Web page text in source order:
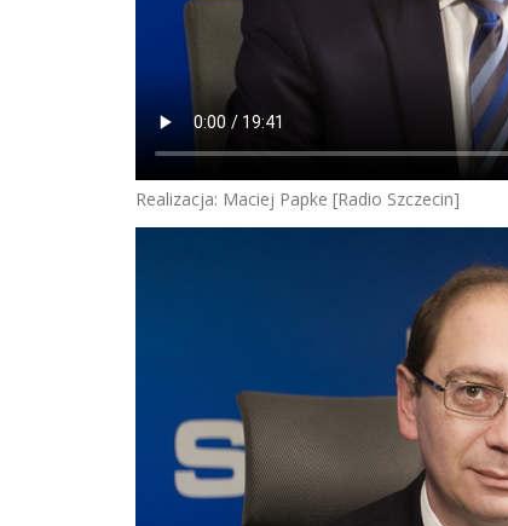
Realizacja: Maciej Papke [Radio Szczecin]